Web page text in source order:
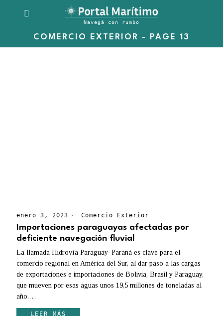
COMERCIO EXTERIOR - PAGE 13
enero 3, 2023 Comercio Exterior
Importaciones paraguayas afectadas por
deficiente navegación fluvial
La llamada Hidrovía Paraguay–Paraná es clave para el
comercio regional en América del Sur, al dar paso a las cargas
de exportaciones e importaciones de Bolivia, Brasil y Paraguay,
que mueven por esas aguas unos 19,5 millones de toneladas al
año.…
LEER MÁS